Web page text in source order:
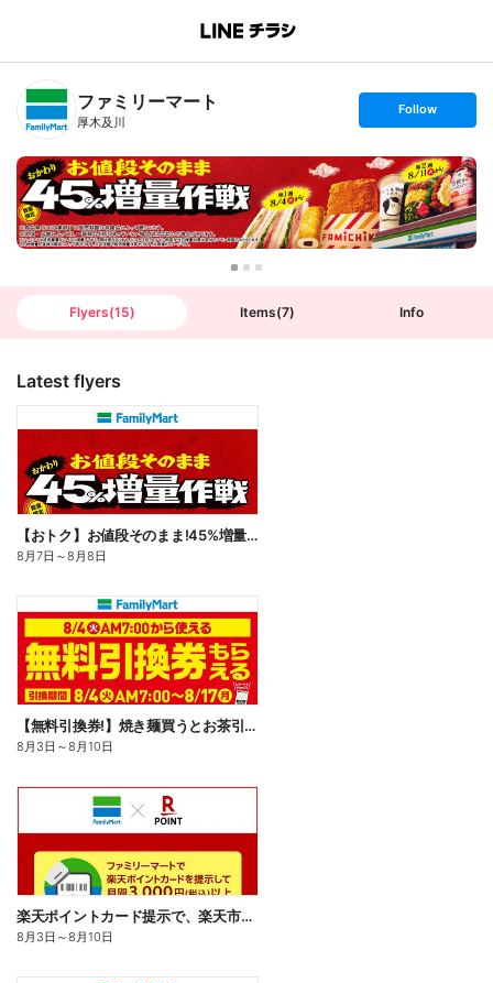
B
n
T
ファミリーマート
厚木及川
s
t
o
l
l
o
w
Follow
Flyers(15) Items(7) Info
Latest flyers
【おトク】お値段そのまま!45%増量作戦!
8月7日 ～8月8日
【無料引換券!】焼き麺買うとお茶引換券貰える!
8月3日 ～8月10日
楽天ポイントカード提示で、楽天市場でのお買い物がおトクに!
8月3日 ～8月10日